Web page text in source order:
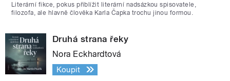
Literární fikce, pokus přiblížit literární nadsázkou spisovatele,
filozofa, ale hlavně člověka Karla Čapka trochu jinou formou.
Druhá strana řeky
Nora Eckhardtová
Koupit